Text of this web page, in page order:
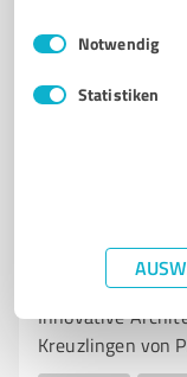
Impressum
Einwilligungsauswahl
Notwendig
Statistiken
www.stemmer-
Architektur
PARCH -
Innovative
Kreuzlingen von